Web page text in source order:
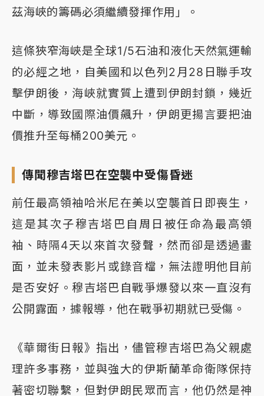
茲海峽的籌碼必須繼續發揮作用」。
這條狹窄海峽是全球1/5石油和液化天然氣運輸
的必經之地，自美國和以色列2月28日聯手攻
擊伊朗後，海峽就實質上遭到伊朗封鎖，幾近
中斷，導致國際油價飆升，伊朗更揚言要把油
價推升至每桶200美元。
傳聞穆吉塔巴在空襲中受傷昏迷
前任最高領袖哈米尼在美以空襲首日即喪生，
這是其次子穆吉塔巴自周日被任命為最高領
袖、時隔4天以來首次發聲，然而卻是透過畫
面，並未發表影片或錄音檔，無法證明他目前
是否安好。穆吉塔巴自戰爭爆發以來一直沒有
公開露面，據報導，他在戰爭初期就已受傷。
《華爾街日報》指出，儘管穆吉塔巴為父親處
理許多事務，並與強大的伊斯蘭革命衛隊保持
著密切聯繫，但對伊朗民眾而言，他仍然是神